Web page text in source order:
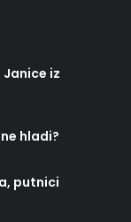
iz
hladi?
putnici